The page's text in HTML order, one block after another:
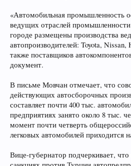
«Автомобильная промышленность
ведущих отраслей
городе размещены производства
автопроизводителей: Toyota,
также поставщиков
документ.
В письме Мовчан отмечает, что
действующих автосборочных
составляет почти 400 тыс.
предприятиях занято около 8 тыс.
момент почти четверть
легковых автомобилей приходится
Вице-губернатор подчеркивает, что